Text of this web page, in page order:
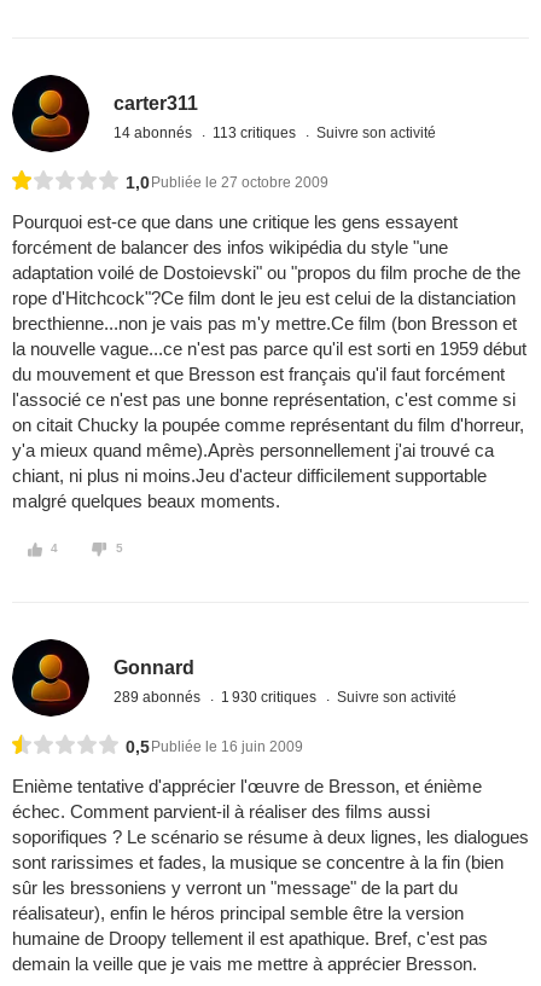
carter311
14 abonnés 113 critiques Suivre son activité
1,0 Publiée le 27 octobre 2009
Pourquoi est-ce que dans une critique les gens essayent
forcément de balancer des infos wikipédia du style "une
adaptation voilé de Dostoievski" ou "propos du film proche de the
rope d'Hitchcock"?Ce film dont le jeu est celui de la distanciation
brecthienne...non je vais pas m'y mettre.Ce film (bon Bresson et
la nouvelle vague...ce n'est pas parce qu'il est sorti en 1959 début
du mouvement et que Bresson est français qu'il faut forcément
l'associé ce n'est pas une bonne représentation, c'est comme si
on citait Chucky la poupée comme représentant du film d'horreur,
y'a mieux quand même).Après personnellement j'ai trouvé ca
chiant, ni plus ni moins.Jeu d'acteur difficilement supportable
malgré quelques beaux moments.
4 5
Gonnard
289 abonnés 1 930 critiques Suivre son activité
0,5 Publiée le 16 juin 2009
Enième tentative d'apprécier l'œuvre de Bresson, et énième
échec. Comment parvient-il à réaliser des films aussi
soporifiques ? Le scénario se résume à deux lignes, les dialogues
sont rarissimes et fades, la musique se concentre à la fin (bien
sûr les bressoniens y verront un "message" de la part du
réalisateur), enfin le héros principal semble être la version
humaine de Droopy tellement il est apathique. Bref, c'est pas
demain la veille que je vais me mettre à apprécier Bresson.